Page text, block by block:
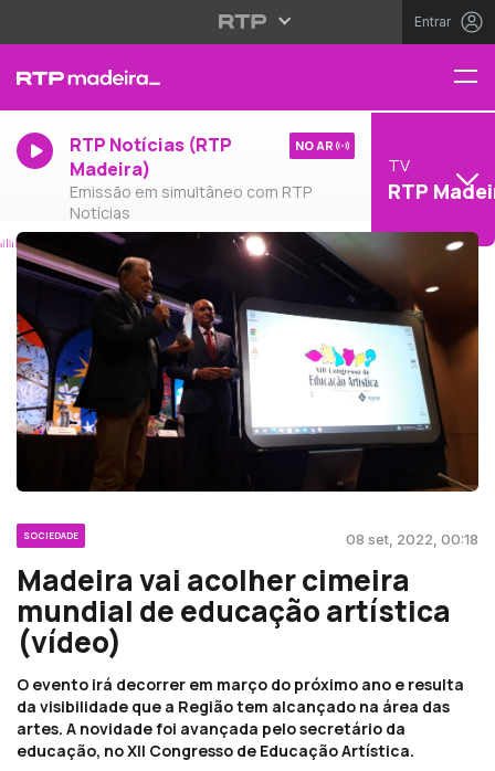
Entrar
RTP Notícias (RTP
Madeira)
Emissão em simultâneo com RTP
Notícias
NO AR
TV
RTP
SOCIEDADE 08 set, 2022, 00:18
Madeira vai acolher cimeira
mundial de educação artística
(vídeo)
O evento irá decorrer em março do próximo ano e resulta
da visibilidade que a Região tem alcançado na área das
artes. A novidade foi avançada pelo secretário da
educação, no XII Congresso de Educação Artística.